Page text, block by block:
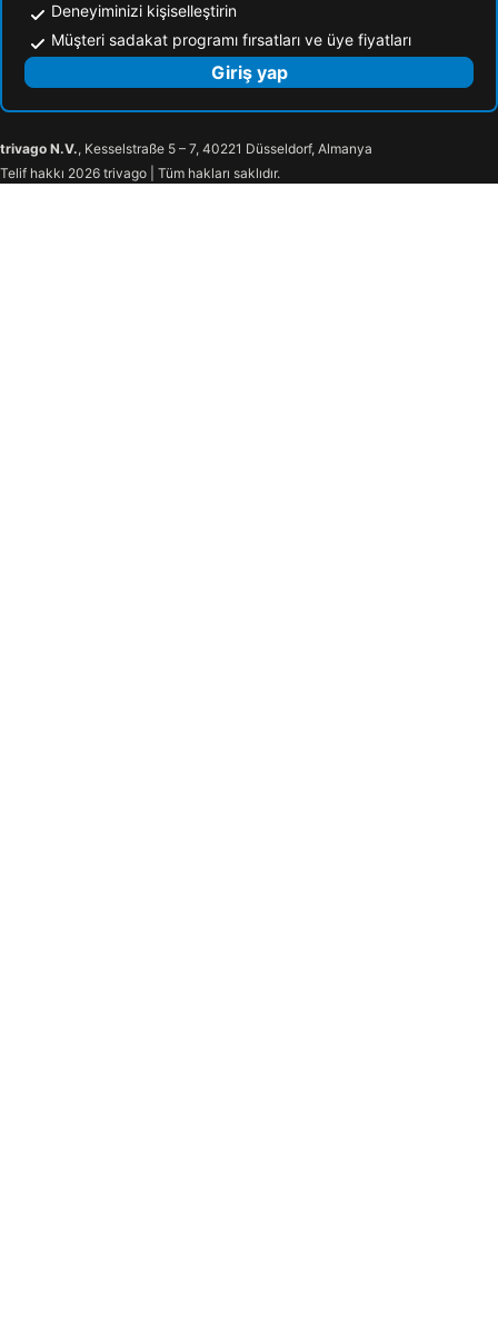
Deneyiminizi kişiselleştirin
Müşteri sadakat programı fırsatları ve üye fiyatları
Giriş yap
trivago N.V., Kesselstraße 5 – 7, 40221 Düsseldorf, Almanya
Telif hakkı 2026 trivago | Tüm hakları saklıdır.